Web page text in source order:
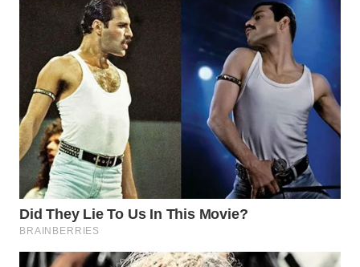
TEBING
TINGGI
WN
PAKPAK
WN
KARAWANG
WN
BEKASI